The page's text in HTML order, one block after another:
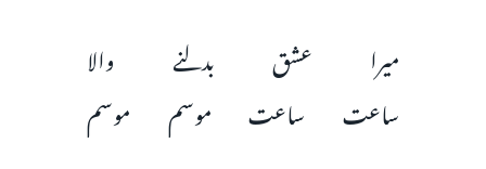
میرا عشق بدلنے والا
ساعت ساعت موسم‌ موسم